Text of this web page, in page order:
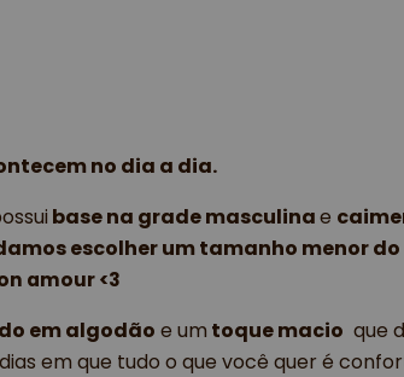
no dia a dia.
base na grade masculina e
escolher um tamanho menor
amour <3
em algodão e um toque macio que
em que tudo o que você quer é